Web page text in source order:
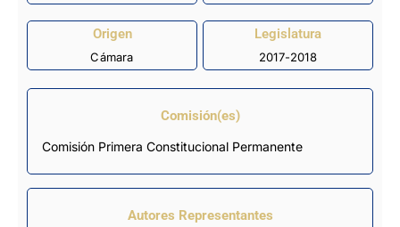
Origen
Cámara
Legislatura
2017-2018
Comisión(es)
Comisión Primera Constitucional Permanente
Autores Representantes